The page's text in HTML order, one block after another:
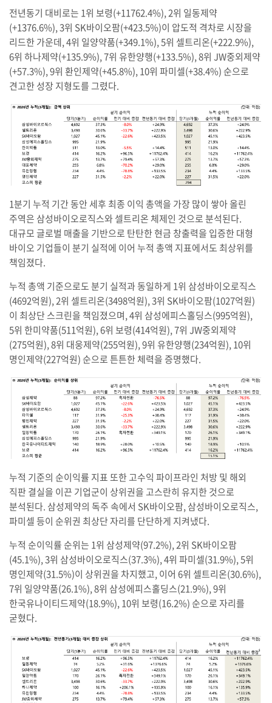
전년동기 대비로는 1위 보령(+11762.4%), 2위 일동제약
(+1376.6%), 3위 SK바이오팜(+423.5%)이 압도적 격차로 시장을
리드한 가운데, 4위 일양약품(+349.1%), 5위 셀트리온(+222.9%),
6위 하나제약(+135.9%), 7위 유한양행(+133.5%), 8위 JW중외제약
(+57.3%), 9위 환인제약(+45.8%), 10위 파미셀(+38.4%) 순으로
견고한 성장 지형도를 그렸다.
1분기 누적 기간 동안 세후 최종 이익 총액을 가장 많이 쌓아 올린
주역은 삼성바이오로직스와 셀트리온 체제인 것으로 분석된다.
대규모 글로벌 매출을 기반으로 탄탄한 현금 창출력을 입증한 대형
바이오 기업들이 분기 실적에 이어 누적 총액 지표에서도 최상위를
책임졌다.
누적 총액 기준으로도 분기 실적과 동일하게 1위 삼성바이오로직스
(4692억원), 2위 셀트리온(3498억원), 3위 SK바이오팜(1027억원)
이 최상단 스크린을 책임졌으며, 4위 삼성에피스홀딩스(995억원),
5위 한미약품(511억원), 6위 보령(414억원), 7위 JW중외제약
(275억원), 8위 대웅제약(255억원), 9위 유한양행(234억원), 10위
명인제약(227억원) 순으로 튼튼한 체력을 증명했다.
누적 기준의 순이익률 지표 또한 고수익 파이프라인 처방 및 해외
직판 결실을 이끈 기업군이 상위권을 고스란히 유지한 것으로
분석된다. 삼성제약의 독주 속에서 SK바이오팜, 삼성바이오로직스,
파미셀 등이 순위권 최상단 자리를 단단하게 지켜냈다.
누적 순이익률 순위는 1위 삼성제약(97.2%), 2위 SK바이오팜
(45.1%), 3위 삼성바이오로직스(37.3%), 4위 파미셀(31.9%), 5위
명인제약(31.5%)이 상위권을 차지했고, 이어 6위 셀트리온(30.6%),
7위 일양약품(26.1%), 8위 삼성에피스홀딩스(21.9%), 9위
한국유나이티드제약(18.9%), 10위 보령(16.2%) 순으로 자리를
굳혔다.